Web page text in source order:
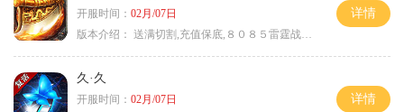
开服时间： 02月/07日
版本介绍： 送满切割,充值保底,８０８５雷霆战神微变
详情
久·久
开服时间： 02月/07日
详情